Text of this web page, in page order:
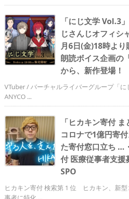
「にじ文学 Vol.3
じさんじオフィシ
月6日(金)18時よ
朗読ボイス企画の
から、新作登場！
VTuber / バーチャルライバーグループ「
ANYCO ...
「ヒカキン寄付
コロナで1億円寄
た寄付窓口立ち …
付 医療従事者支援
SPO
ヒカキン寄付 検索第 1 位 ヒカキン、新